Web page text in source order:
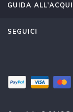
GUIDA
SEGUICI